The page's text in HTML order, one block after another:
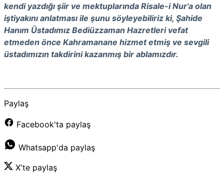
kendi yazdığı şiir ve mektuplarında Risale-i Nur'a olan
iştiyakını anlatması ile şunu söyleyebiliriz ki, Şahide
Hanım Üstadımız Bediüzzaman Hazretleri vefat
etmeden önce Kahramanane hizmet etmiş ve sevgili
üstadımızın takdirini kazanmış bir ablamızdır.
Paylaş
Facebook'ta paylaş
Whatsapp'da paylaş
X'te paylaş